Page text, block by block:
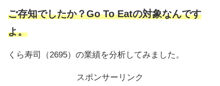
ご存知でしたか？Go To Eatの対象なんです
よ。
くら寿司（2695）の業績を分析してみました。
スポンサーリンク